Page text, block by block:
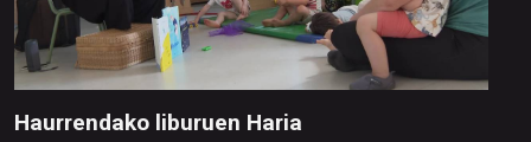
Haurrendako liburuen Haria